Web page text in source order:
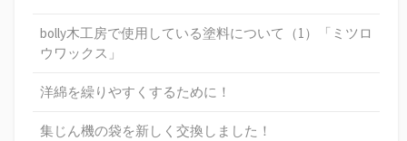
bolly木工房で使用している塗料について（1）「ミツロ
ウワックス」
洋綿を繰りやすくするために！
集じん機の袋を新しく交換しました！